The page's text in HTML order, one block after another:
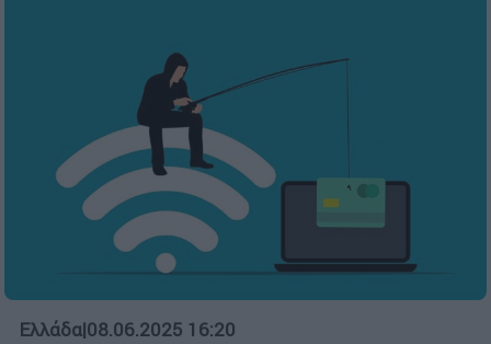
Ελλάδα|08.06.2025 16:20